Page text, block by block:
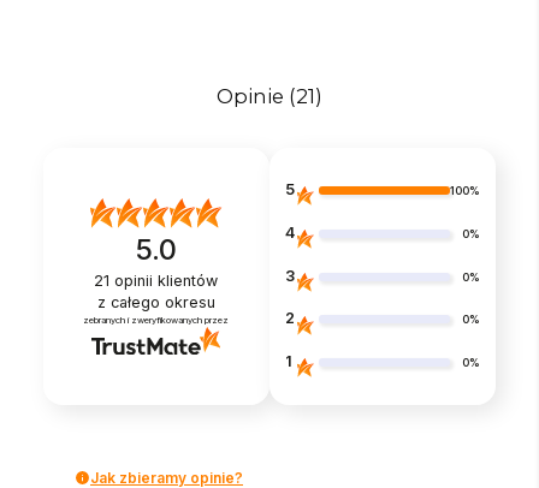
Opinie (21)
5.0
21 opinii klientów
z całego okresu
zebranych i zweryfikowanych przez
5 100%
4 0%
3 0%
2 0%
1 0%
Jak zbieramy opinie?